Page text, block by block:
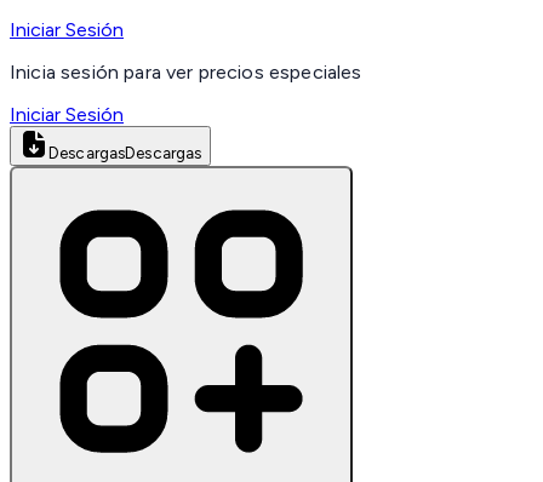
Iniciar Sesión
Inicia sesión para ver precios especiales
Iniciar Sesión
DescargasDescargas